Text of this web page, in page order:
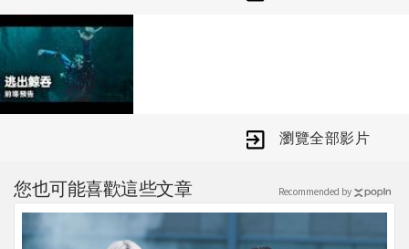
瀏覽全部影片
您也可能喜歡這些文章 Recommended by